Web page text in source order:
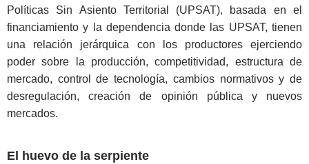
Políticas Sin Asiento Territorial (UPSAT), basada en el
financiamiento y la dependencia donde las UPSAT, tienen
una relación jerárquica con los productores ejerciendo
poder sobre la producción, competitividad, estructura de
mercado, control de tecnología, cambios normativos y de
desregulación, creación de opinión pública y nuevos
mercados.
El huevo de la serpiente